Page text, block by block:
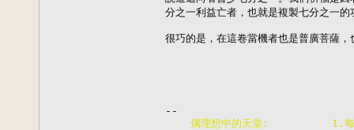
分之一利益亡者，也就是複製七分之一
很巧的是，在這卷當機者也是普廣菩薩
偶理想中的天堂:          1.每